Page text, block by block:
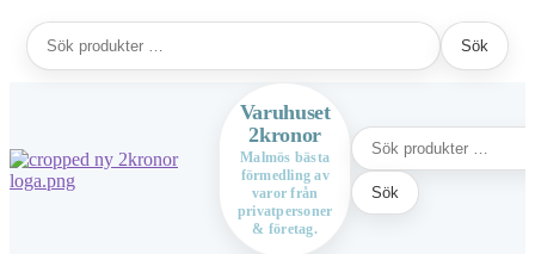
Sök
efter:
Sök
Hoppa
Hoppa
Varuhuset
2kronor
Malmös bästa
förmedling av
varor från
privatpersoner
& företag.
Sök
efter:
Sök